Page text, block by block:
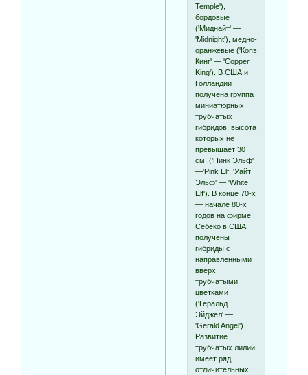
Temple'),
бордовые
('Миднайт' —
'Midnight'), медно-
оранжевые ('Копэ
Кинг' — 'Copper
King'). В США и
Голландии
получена группа
миниатюрных
трубчатых
гибридов, высота
которых не
превышает 30
см. ('Пинк Эльф'
—'Pink Elf, 'Уайт
Эльф' — 'White
Elf'). В конце 70-х
— начале 80-х
годов на фирме
Себеко в США
получены
гибриды с
направленными
вверх
трубчатыми
цветками
('Геральд
Эйджел' —
'Gerald Angel').
Развитие
трубчатых лилий
имеет ряд
отличительных